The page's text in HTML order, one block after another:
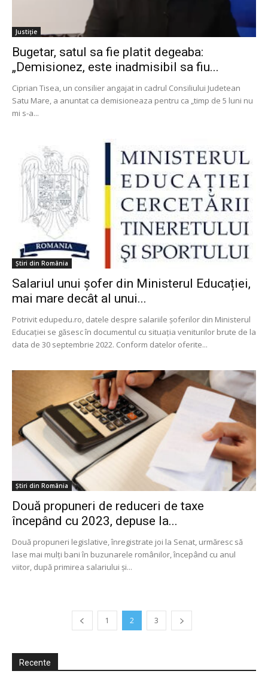
Justiție
Bugetar, satul sa fie platit degeaba:
„Demisionez, este inadmisibil sa fiu...
Ciprian Tisea, un consilier angajat in cadrul Consiliului Judetean
Satu Mare, a anuntat ca demisioneaza pentru ca „timp de 5 luni nu
mi s-a...
Știri din România
Salariul unui șofer din Ministerul Educației,
mai mare decât al unui...
Potrivit edupedu.ro, datele despre salariile șoferilor din Ministerul
Educației se găsesc în documentul cu situația veniturilor brute de la
data de 30 septembrie 2022. Conform datelor oferite...
Știri din România
Două propuneri de reduceri de taxe
începând cu 2023, depuse la...
Două propuneri legislative, înregistrate joi la Senat, urmăresc să
lase mai mulți bani în buzunarele românilor, începând cu anul
viitor, după primirea salariului și...
1 2 3
Recente